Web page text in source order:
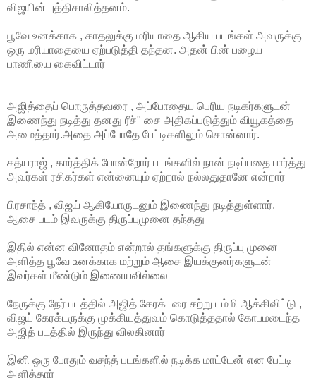
விஜயின் புத்திசாலித்தனம்.
பூவே உனக்காக , காதலுக்கு மரியாதை ஆகிய படங்கள் அவருக்கு
ஒரு மரியாதையை ஏற்படுத்தி தந்தன. அதன் பின் பழைய
பாணியை கைவிட்டார்
அஜித்தைப் பொருத்தவரை , அப்போதைய பெரிய நடிகர்களுடன்
இணைந்து நடித்து தனது ரீச்" சை அதிகப்படுத்தும் வியூகத்தை
அமைத்தார்.அதை அப்போதே பேட்டிகளிலும் சொன்னார்.
சத்யராஜ் , கார்த்திக் போன்றோர் படங்களில் நான் நடிப்பதை பார்த்து
அவர்கள் ரசிகர்கள் என்னையும் ஏற்றால் நல்லதுதானே என்றார்
பிரசாந்த் , விஜய் ஆகியோருடனும் இணைந்து நடித்துள்ளார்.
ஆசை படம் இவருக்கு திருப்புமுனை தந்தது
இதில் என்ன வினோதம் என்றால் தங்களுக்கு திருப்பு முனை
அளித்த பூவே உனக்காக மற்றும் ஆசை இயக்குனர்களுடன்
இவர்கள் மீண்டும் இணையவில்லை
நேருக்கு நேர் படத்தில் அஜித் கேரக்டரை சற்று டம்மி ஆக்கிவிட்டு ,
விஜய் கேரக்டருக்கு முக்கியத்துவம் கொடுத்ததால் கோபமடைந்த
அஜித் படத்தில் இருந்து விலகினார்
இனி ஒரு போதும் வசந்த் படங்களில் நடிக்க மாட்டேன் என பேட்டி
அளித்தார்